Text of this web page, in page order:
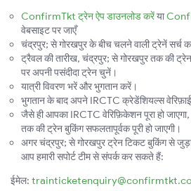
ConfirmTkt ट्रेन ऐप डाउनलोड करेंया
वेबसाइट पर जाएँ
चंद्रपुर; से गोरखपुर के बीच चलने वाली ट्रेनें सर्च
ट्रैवल की तारीख, चंद्रपुर; से गोरखपुर तक की
पर अपनी पसंदीदा ट्रेन चुनें।
यात्री विवरण भरें और भुगतान करें।
भुगतान के बाद अपने IRCTC क्रेडेंशियल्स
जैसे ही आपका IRCTC वेरिफ़िकेशन पूरा हो
तक की ट्रेन बुकिंग सफलतापूर्वक पूरी हो जाएगी।
अगर चंद्रपुर; से गोरखपुर ट्रेन टिकट बुकिंग से जुड़ा
आप हमारी सपोर्ट टीम से संपर्क कर सकते हैं:
ईमेल: